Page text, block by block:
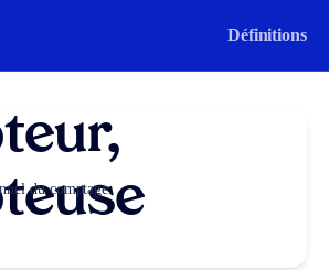
Définitions
du comptage.